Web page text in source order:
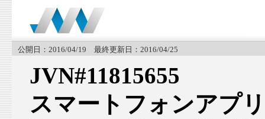
公開日：2016/04/19 最終更新日：2016/04/25
JVN#11815655
スマートフォンアプ